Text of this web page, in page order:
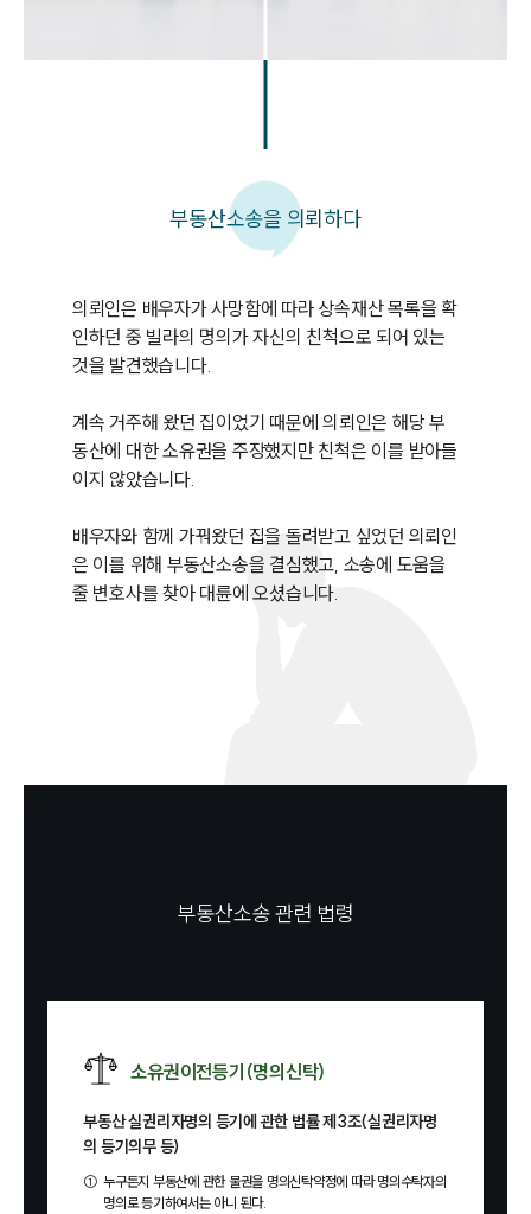
부동산소송을 의뢰하다
의뢰인은 배우자가 사망함에 따라 상속재산 목록을 확
인하던 중 빌라의 명의가 자신의 친척으로 되어 있는
것을 발견했습니다.
계속 거주해 왔던 집이었기 때문에 의뢰인은 해당 부
동산에 대한 소유권을 주장했지만 친척은 이를 받아들
이지 않았습니다.
배우자와 함께 가꿔왔던 집을 돌려받고 싶었던 의뢰인
은 이를 위해 부동산소송을 결심했고, 소송에 도움을
줄 변호사를 찾아 대륜에 오셨습니다.
부동산소송 관련 법령
소유권이전등기(명의신탁)
부동산 실권리자명의 등기에 관한 법률 제3조(실권리자명
의 등기의무 등)
① 누구든지 부동산에 관한 물권을 명의신탁약정에 따라 명의수탁자의
명의로 등기하여서는 아니 된다.